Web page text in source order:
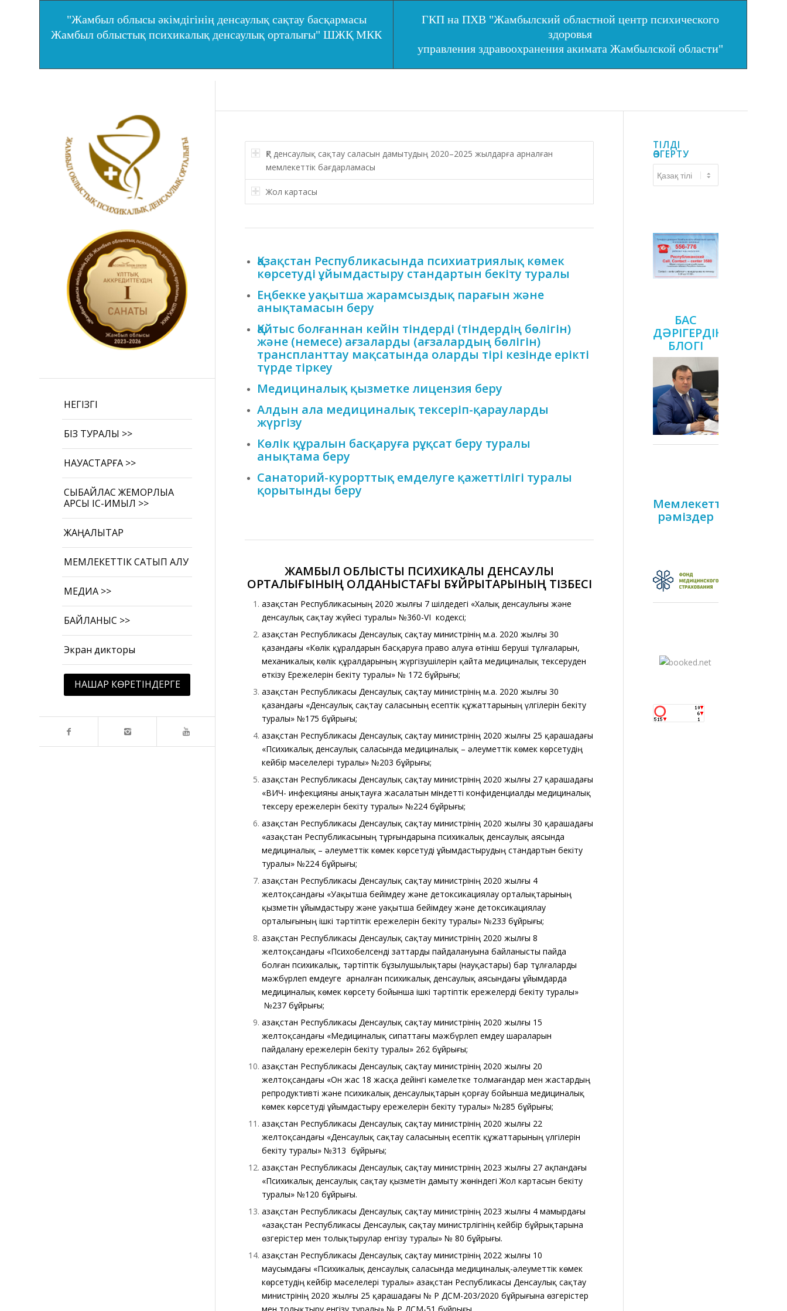
"Жамбыл облысы әкімдігінің денсаулық сақтау басқармасы
Жамбыл облыстық психикалық денсаулық орталығы" ШЖҚ МКК
ГКП на ПХВ "Жамбылский областной центр психического
здоровья
управления здравоохранения акимата Жамбылской области"
НЕГІЗГІ
БІЗ ТУРАЛЫ >>
НАУҚАСТАРҒА >>
СЫБАЙЛАС ЖЕМҚОРЛЫҚҚА
ҚАРСЫ ІС-ҚИМЫЛ >>
ЖАҢАЛЫҚТАР
МЕМЛЕКЕТТІК САТЫП АЛУ
МЕДИА >>
БАЙЛАНЫС >>
Экран дикторы
НАШАР КӨРЕТІНДЕРГЕ
ҚР денсаулық сақтау саласын дамытудың 2020–2025 жылдарға арналған
мемлекеттік бағдарламасы
Жол картасы
Қазақстан Республикасында психиатриялық көмек
көрсетуді ұйымдастыру стандартын бекіту туралы
Еңбекке уақытша жарамсыздық парағын және
анықтамасын беру
Қайтыс болғаннан кейін тіндерді (тіндердің бөлігін)
және (немесе) ағзаларды (ағзалардың бөлігін)
транспланттау мақсатында оларды тірі кезінде ерікті
түрде тіркеу
Медициналық қызметке лицензия беру
Алдын ала медициналық тексеріп-қарауларды
жүргізу
Көлік құралын басқаруға рұқсат беру туралы
анықтама беру
Санаторий-курорттық емделуге қажеттілігі туралы
қорытынды беру
ЖАМБЫЛ ОБЛЫСТЫҚ ПСИХИКАЛЫҚ ДЕНСАУЛЫҚ
ОРТАЛЫҒЫНЫҢ ҚОЛДАНЫСТАҒЫ БҰЙРЫҚТАРЫНЫҢ ТІЗБЕСІ
Қазақстан Республикасының 2020 жылғы 7 шілдедегі «Халық денсаулығы және
денсаулық сақтау жүйесі туралы» №360-VI кодексі;
Қазақстан Республикасы Денсаулық сақтау министрінің м.а. 2020 жылғы 30
қазандағы «Көлік құралдарын басқаруға право алуға өтініш беруші тұлғаларын,
механикалық көлік құралдарының жүргізушілерін қайта медициналық тексеруден
өткізу Ережелерін бекіту туралы» № 172 бұйрығы;
Қазақстан Республикасы Денсаулық сақтау министрінің м.а. 2020 жылғы 30
қазандағы «Денсаулық сақтау саласының есептік құжаттарының үлгілерін бекіту
туралы» №175 бұйрығы;
Қазақстан Республикасы Денсаулық сақтау министрінің 2020 жылғы 25 қарашадағы
«Психикалық денсаулық саласында медициналық – әлеуметтік көмек көрсетудің
кейбір мәселелері туралы» №203 бұйрығы;
Қазақстан Республикасы Денсаулық сақтау министрінің 2020 жылғы 27 қарашадағы
«ВИЧ- инфекцияны анықтауға жасалатын міндетті конфиденциалды медициналық
тексеру ережелерін бекіту туралы» №224 бұйрығы;
Қазақстан Республикасы Денсаулық сақтау министрінің 2020 жылғы 30 қарашадағы
«Қазақстан Республикасының тұрғындарына психикалық денсаулық аясында
медициналық – әлеуметтік көмек көрсетуді ұйымдастырудың стандартын бекіту
туралы» №224 бұйрығы;
Қазақстан Республикасы Денсаулық сақтау министрінің 2020 жылғы 4
желтоқсандағы «Уақытша бейімдеу және детоксикациялау орталықтарының
қызметін ұйымдастыру және уақытша бейімдеу және детоксикациялау
орталығының ішкі тәртіптік ережелерін бекіту туралы» №233 бұйрығы;
Қазақстан Республикасы Денсаулық сақтау министрінің 2020 жылғы 8
желтоқсандағы «Психобелсенді заттарды пайдалануына байланысты пайда
болған психикалық, тәртіптік бұзылушылықтары (науқастары) бар тұлғаларды
мәжбүрлеп емдеуге арналған психикалық денсаулық аясындағы ұйымдарда
медициналық көмек көрсету бойынша ішкі тәртіптік ережелерді бекіту туралы»
№237 бұйрығы;
Қазақстан Республикасы Денсаулық сақтау министрінің 2020 жылғы 15
желтоқсандағы «Медициналық сипаттағы мәжбүрлеп емдеу шараларын
пайдалану ережелерін бекіту туралы» 262 бұйрығы;
Қазақстан Республикасы Денсаулық сақтау министрінің 2020 жылғы 20
желтоқсандағы «Он жас 18 жасқа дейінгі кәмелетке толмағандар мен жастардың
репродуктивті және психикалық денсаулықтарын қорғау бойынша медициналық
көмек көрсетуді ұйымдастыру ережелерін бекіту туралы» №285 бұйрығы;
Қазақстан Республикасы Денсаулық сақтау министрінің 2020 жылғы 22
желтоқсандағы «Денсаулық сақтау саласының есептік құжаттарының үлгілерін
бекіту туралы» №313 бұйрығы;
Қазақстан Республикасы Денсаулық сақтау министрінің 2023 жылғы 27 ақпандағы
«Психикалық денсаулық сақтау қызметін дамыту жөніндегі Жол картасын бекіту
туралы» №120 бұйрығы.
Қазақстан Республикасы Денсаулық сақтау министрінің 2023 жылғы 4 мамырдағы
«Қазақстан Республикасы Денсаулық сақтау министрлігінің кейбір бұйрықтарына
өзгерістер мен толықтырулар енгізу туралы» № 80 бұйрығы.
Қазақстан Республикасы Денсаулық сақтау министрінің 2022 жылғы 10
маусымдағы «Психикалық денсаулық саласында медициналық-әлеуметтік көмек
көрсетудің кейбір мәселелері туралы» Қазақстан Республикасы Денсаулық сақтау
министрінің 2020 жылғы 25 қарашадағы № ҚР ДСМ-203/2020 бұйрығына өзгерістер
ТІЛДІ
ӨЗГЕРТУ
өзгерту
БАС
ДӘРІГЕРДІҢ
БЛОГІ
Мемлекеттік
рәміздер